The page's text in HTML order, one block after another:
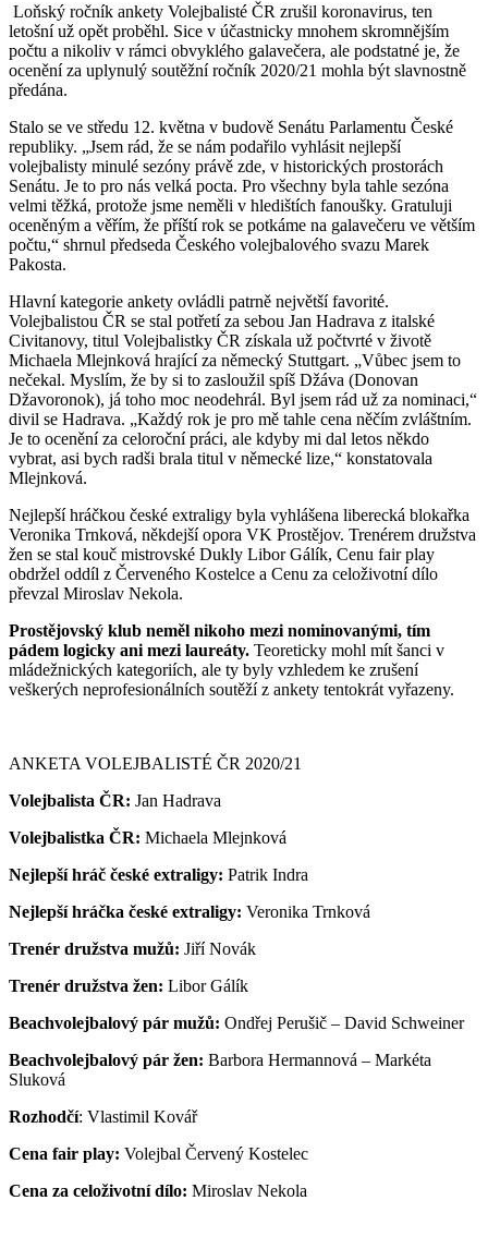
Loňský ročník ankety Volejbalisté ČR zrušil koronavirus, ten
letošní už opět proběhl. Sice v účastnicky mnohem skromnějším
počtu a nikoliv v rámci obvyklého galavečera, ale podstatné je, že
ocenění za uplynulý soutěžní ročník 2020/21 mohla být slavnostně
předána.
Stalo se ve středu 12. května v budově Senátu Parlamentu České
republiky. „Jsem rád, že se nám podařilo vyhlásit nejlepší
volejbalisty minulé sezóny právě zde, v historických prostorách
Senátu. Je to pro nás velká pocta. Pro všechny byla tahle sezóna
velmi těžká, protože jsme neměli v hledištích fanoušky. Gratuluji
oceněným a věřím, že příští rok se potkáme na galavečeru ve větším
počtu,“ shrnul předseda Českého volejbalového svazu Marek
Pakosta.
Hlavní kategorie ankety ovládli patrně největší favorité.
Volejbalistou ČR se stal potřetí za sebou Jan Hadrava z italské
Civitanovy, titul Volejbalistky ČR získala už počtvrté v životě
Michaela Mlejnková hrající za německý Stuttgart. „Vůbec jsem to
nečekal. Myslím, že by si to zasloužil spíš Džáva (Donovan
Džavoronok), já toho moc neodehrál. Byl jsem rád už za nominaci,“
divil se Hadrava. „Každý rok je pro mě tahle cena něčím zvláštním.
Je to ocenění za celoroční práci, ale kdyby mi dal letos někdo
vybrat, asi bych radši brala titul v německé lize,“ konstatovala
Mlejnková.
Nejlepší hráčkou české extraligy byla vyhlášena liberecká blokařka
Veronika Trnková, někdejší opora VK Prostějov. Trenérem družstva
žen se stal kouč mistrovské Dukly Libor Gálík, Cenu fair play
obdržel oddíl z Červeného Kostelce a Cenu za celoživotní dílo
převzal Miroslav Nekola.
Prostějovský klub neměl nikoho mezi nominovanými, tím
pádem logicky ani mezi laureáty. Teoreticky mohl mít šanci v
mládežnických kategoriích, ale ty byly vzhledem ke zrušení
veškerých neprofesionálních soutěží z ankety tentokrát vyřazeny.
ANKETA VOLEJBALISTÉ ČR 2020/21
Volejbalista ČR: Jan Hadrava
Volejbalistka ČR: Michaela Mlejnková
Nejlepší hráč české extraligy: Patrik Indra
Nejlepší hráčka české extraligy: Veronika Trnková
Trenér družstva mužů: Jiří Novák
Trenér družstva žen: Libor Gálík
Beachvolejbalový pár mužů: Ondřej Perušič – David Schweiner
Beachvolejbalový pár žen: Barbora Hermannová – Markéta
Sluková
Rozhodčí: Vlastimil Kovář
Cena fair play: Volejbal Červený Kostelec
Cena za celoživotní dílo: Miroslav Nekola